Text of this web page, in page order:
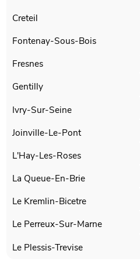
Creteil
Fontenay-Sous-Bois
Fresnes
Gentilly
Ivry-Sur-Seine
Joinville-Le-Pont
L'Hay-Les-Roses
La Queue-En-Brie
Le Kremlin-Bicetre
Le Perreux-Sur-Marne
Le Plessis-Trevise